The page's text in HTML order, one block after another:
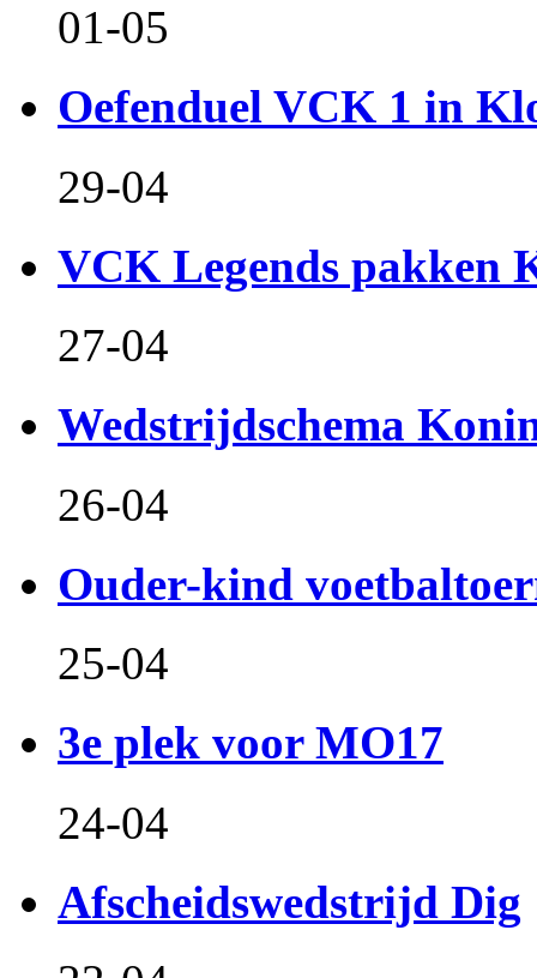
01-05
Oefenduel VCK 1 in
29-04
VCK Legends pakken
27-04
Wedstrijdschema
26-04
Ouder-kind
25-04
3e plek voor MO17
24-04
Afscheidswedstrijd Dig